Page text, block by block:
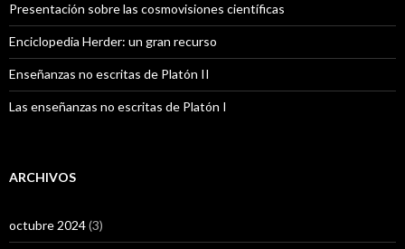
Presentación sobre las cosmovisiones científicas
Enciclopedia Herder: un gran recurso
Enseñanzas no escritas de Platón II
Las enseñanzas no escritas de Platón I
ARCHIVOS
octubre 2024(3)